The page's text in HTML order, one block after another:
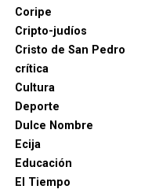
Coripe
Cripto-judíos
Cristo de San Pedro
crítica
Cultura
Deporte
Dulce Nombre
Ecija
Educación
El Tiempo